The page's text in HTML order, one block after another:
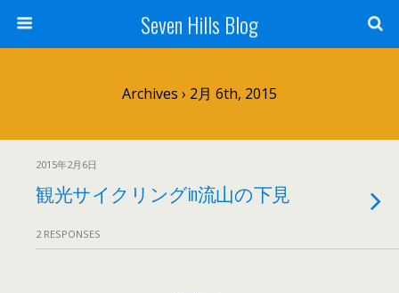
Seven Hills Blog
Archives › 2月 6th, 2015
2015年2月6日
観光サイクリングin流山の下見
2 RESPONSES